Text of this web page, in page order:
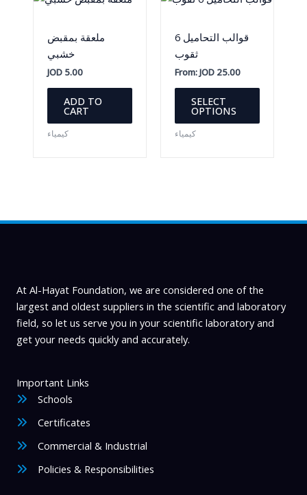
ملعقة بمقبض
خشبي
JOD5.00
ADD TO
CART
كيمياء
قوالب التحاميل 6
ثقوب
From:JOD 25.00
SELECT
OPTIONS
This
has
be
product
page
كيمياء
At Al-Hayat Foundation, we are considered one of the
largest and oldest suppliers in the scientific and laboratory
field, so let us serve you in your scientific laboratory and
get your needs quickly and accurately.
Important Links
Schools
Certificates
Commercial & Industrial
Policies & Responsibilities